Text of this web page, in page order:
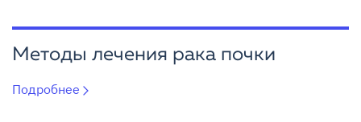
Методы лечения рака почки
Подробнее